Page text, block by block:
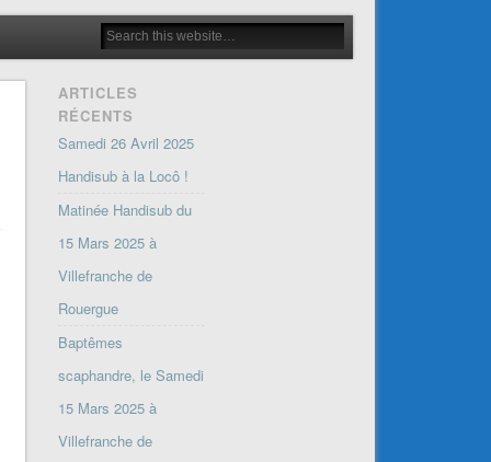
ARTICLES
RÉCENTS
Samedi 26 Avril 2025
Handisub à la Locô !
Matinée Handisub du
15 Mars 2025 à
Villefranche de
Rouergue
Baptêmes
scaphandre, le Samedi
15 Mars 2025 à
Villefranche de